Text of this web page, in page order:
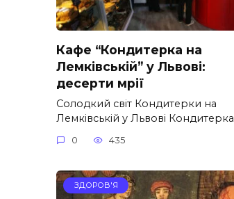
Кафе “Кондитерка на
Лемківській” у Львові:
десерти мрії
Солодкий світ Кондитерки на
Лемківській у Львові Кондитерка
0 435
ЗДОРОВ'Я